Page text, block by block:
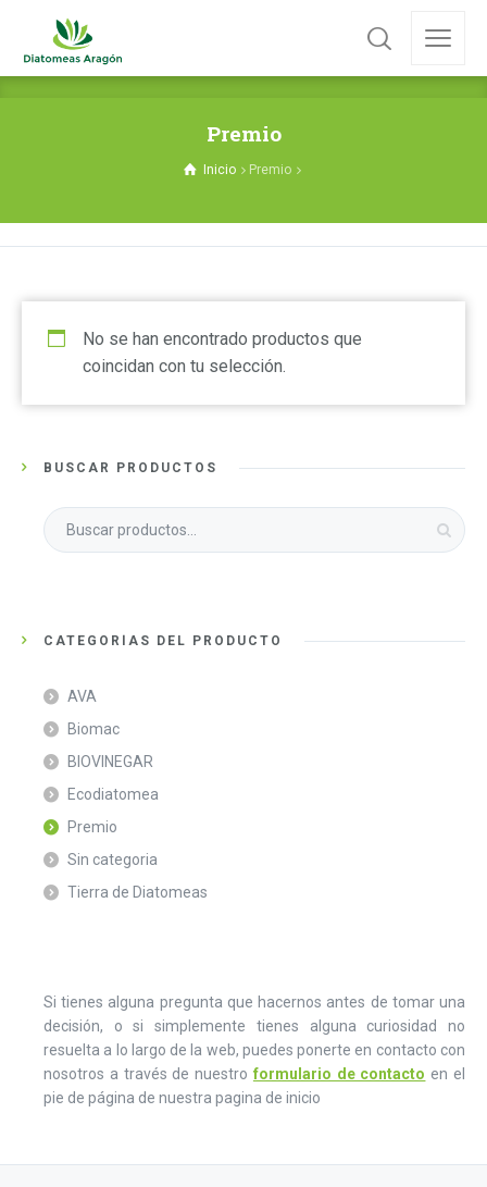
Premio
Inicio Premio
No se han encontrado productos que
coincidan con tu selección.
BUSCAR PRODUCTOS
CATEGORÍAS DEL PRODUCTO
AVA
Biomac
BIOVINEGAR
Ecodiatomea
Premio
Sin categoria
Tierra de Diatomeas
Si tienes alguna pregunta que hacernos antes de tomar una
decisión, o si simplemente tienes alguna curiosidad no
resuelta a lo largo de la web, puedes ponerte en contacto con
nosotros a través de nuestro formulario de contacto en el
pie de página de nuestra pagina de inicio